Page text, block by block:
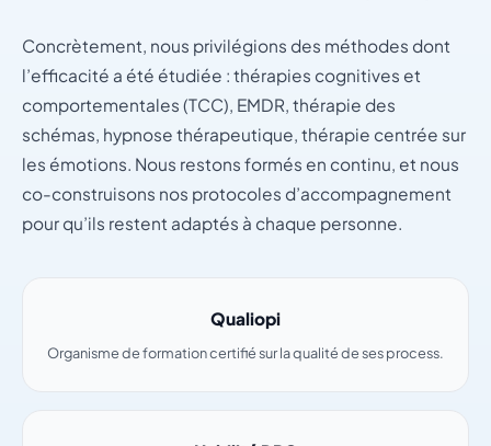
Concrètement, nous privilégions des méthodes dont
l’efficacité a été étudiée : thérapies cognitives et
comportementales (TCC), EMDR, thérapie des
schémas, hypnose thérapeutique, thérapie centrée sur
les émotions. Nous restons formés en continu, et nous
co-construisons nos protocoles d’accompagnement
pour qu’ils restent adaptés à chaque personne.
Qualiopi
Organisme de formation certifié sur la qualité de ses process.